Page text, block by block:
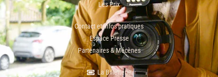
Les Prix
Contact et infos pratiques
Espace Presse
Partenaires & Mécènes
La Billetterie